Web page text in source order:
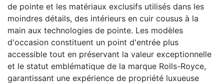
de pointe et les matériaux exclusifs utilisés dans les
moindres détails, des intérieurs en cuir cousus à la
main aux technologies de pointe. Les modèles
d'occasion constituent un point d'entrée plus
accessible tout en préservant la valeur exceptionnelle
et le statut emblématique de la marque Rolls-Royce,
garantissant une expérience de propriété luxueuse